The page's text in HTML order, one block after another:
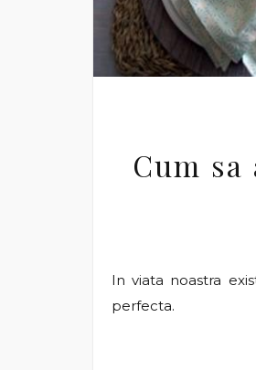
Cum
In viata noastra
perfecta.